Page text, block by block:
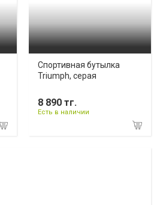
Спортивная бутылка
Triumph, серая
8 890 тг.
Есть в наличии